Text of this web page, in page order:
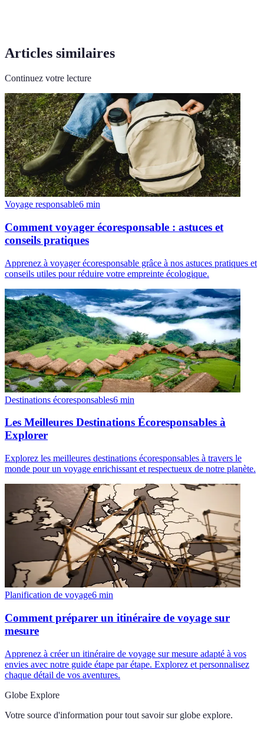
Articles similaires
Continuez votre lecture
Voyage responsable6 min
Comment voyager écoresponsable : astuces et
conseils pratiques
Apprenez à voyager écoresponsable grâce à nos astuces pratiques et
conseils utiles pour réduire votre empreinte écologique.
Destinations écoresponsables6 min
Les Meilleures Destinations Écoresponsables à
Explorer
Explorez les meilleures destinations écoresponsables à travers le
monde pour un voyage enrichissant et respectueux de notre planète.
Planification de voyage6 min
Comment préparer un itinéraire de voyage sur
mesure
Apprenez à créer un itinéraire de voyage sur mesure adapté à vos
envies avec notre guide étape par étape. Explorez et personnalisez
chaque détail de vos aventures.
Globe Explore
Votre source d'information pour tout savoir sur globe explore.